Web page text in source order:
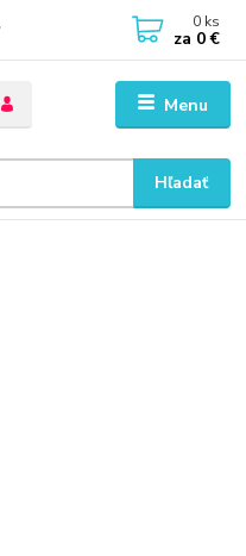
Menu
Hľadať
0 ks
za 0 €